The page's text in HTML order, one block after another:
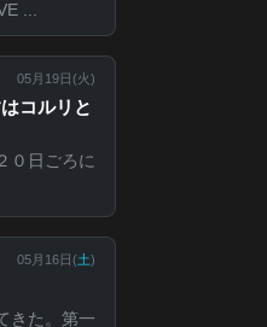
...
05月19日(火)
コルリと
０日ごろに
05月16日(土)
きた。第一